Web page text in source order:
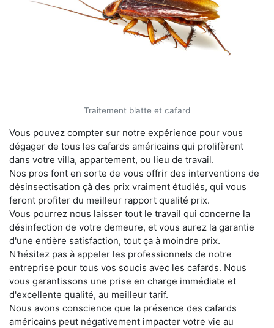
Traitement blatte et cafard
Vous pouvez compter sur notre expérience pour vous
dégager de tous les cafards américains qui prolifèrent
dans votre villa, appartement, ou lieu de travail.
Nos pros font en sorte de vous offrir des interventions de
désinsectisation çà des prix vraiment étudiés, qui vous
feront profiter du meilleur rapport qualité prix.
Vous pourrez nous laisser tout le travail qui concerne la
désinfection de votre demeure, et vous aurez la garantie
d'une entière satisfaction, tout ça à moindre prix.
N'hésitez pas à appeler les professionnels de notre
entreprise pour tous vos soucis avec les cafards. Nous
vous garantissons une prise en charge immédiate et
d'excellente qualité, au meilleur tarif.
Nous avons conscience que la présence des cafards
américains peut négativement impacter votre vie au